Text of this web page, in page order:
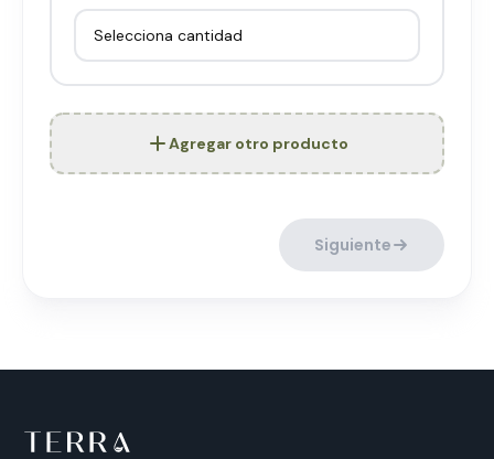
Agregar otro producto
Siguiente